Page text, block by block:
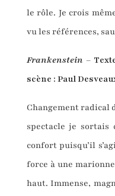
le rôle. Je crois
vu les références,
Frankenstein –
scène : Paul
Changement radical
spectacle je sortais
confort puisqu’il
force à une
haut. Immense,